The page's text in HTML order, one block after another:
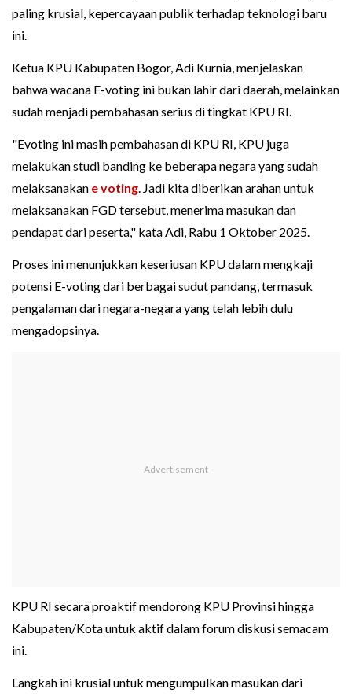
paling krusial, kepercayaan publik terhadap teknologi baru
ini.
Ketua KPU Kabupaten Bogor, Adi Kurnia, menjelaskan
bahwa wacana E-voting ini bukan lahir dari daerah, melainkan
sudah menjadi pembahasan serius di tingkat KPU RI.
"Evoting ini masih pembahasan di KPU RI, KPU juga
melakukan studi banding ke beberapa negara yang sudah
melaksanakan e voting. Jadi kita diberikan arahan untuk
melaksanakan FGD tersebut, menerima masukan dan
pendapat dari peserta," kata Adi, Rabu 1 Oktober 2025.
Proses ini menunjukkan keseriusan KPU dalam mengkaji
potensi E-voting dari berbagai sudut pandang, termasuk
pengalaman dari negara-negara yang telah lebih dulu
mengadopsinya.
KPU RI secara proaktif mendorong KPU Provinsi hingga
Kabupaten/Kota untuk aktif dalam forum diskusi semacam
ini.
Langkah ini krusial untuk mengumpulkan masukan dari